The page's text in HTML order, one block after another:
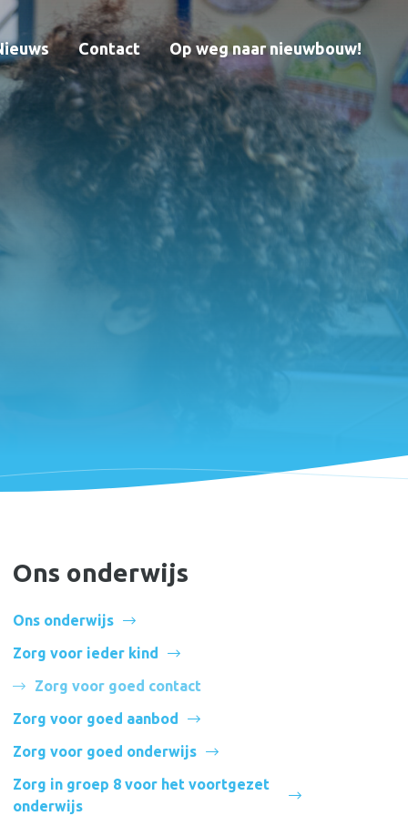
Contact Op weg naar nieuwbouw!
Ons onderwijs
Ons onderwijs
Zorg voor ieder kind
Zorg voor goed contact
Zorg voor goed aanbod
Zorg voor goed onderwijs
Zorg in groep 8 voor het voortgezet
onderwijs